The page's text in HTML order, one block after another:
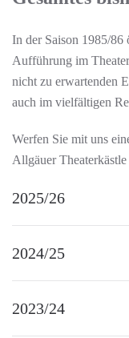
In der Saison 1985/86
Aufführung im
nicht zu erwartenden
auch im vielfältigen
Werfen Sie mit uns
Allgäuer
2025/26
2024/25
2023/24